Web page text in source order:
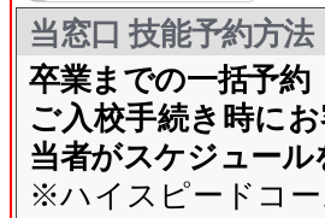
当窓口 技能予約方法
卒業までの一括予約
ご入校手続き時に
当者がスケジュー
※ハイスピードコ